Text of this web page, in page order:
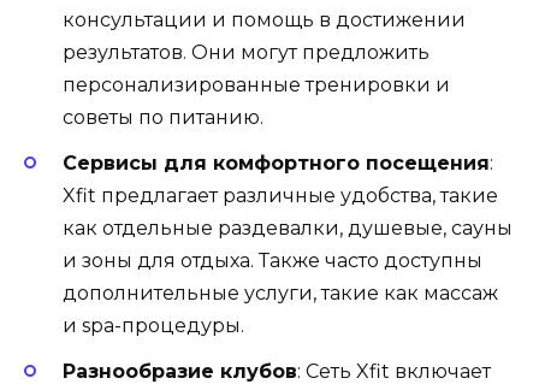
консультации и помощь в достижении
результатов. Они могут предложить
персонализированные тренировки и
советы по питанию.
Сервисы для комфортного посещения:
Xfit предлагает различные удобства, такие
как отдельные раздевалки, душевые, сауны
и зоны для отдыха. Также часто доступны
дополнительные услуги, такие как массаж
и spa-процедуры.
Разнообразие клубов: Сеть Xfit включает